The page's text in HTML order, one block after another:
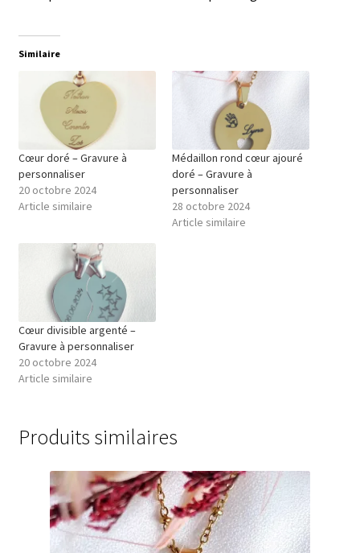
Similaire
Cœur doré – Gravure à
personnaliser
20 octobre 2024
Article similaire
Médaillon rond cœur ajouré
doré – Gravure à
personnaliser
28 octobre 2024
Article similaire
Cœur divisible argenté –
Gravure à personnaliser
20 octobre 2024
Article similaire
Produits similaires